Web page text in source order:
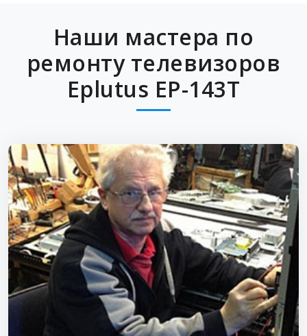
Наши мастера по
ремонту телевизоров
Eplutus EP-143T